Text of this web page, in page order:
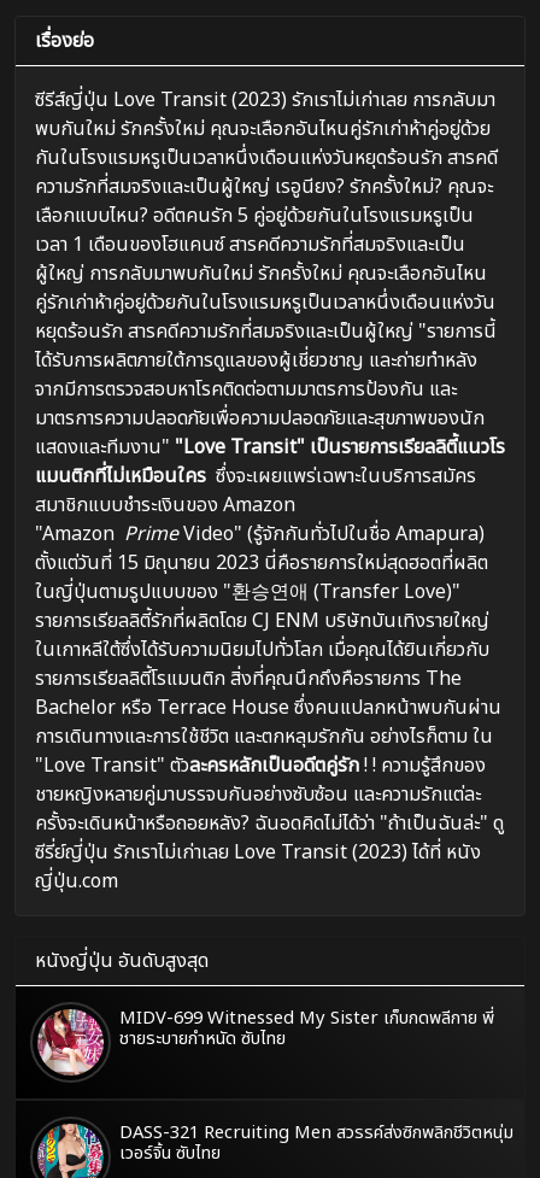
เรื่องย่อ
ซีรีส์ญี่ปุ่น Love Transit (2023) รักเราไม่เก่าเลย การกลับมา
พบกันใหม่ รักครั้งใหม่ คุณจะเลือกอันไหนคู่รักเก่าห้าคู่อยู่ด้วย
กันในโรงแรมหรูเป็นเวลาหนึ่งเดือนแห่งวันหยุดร้อนรัก สารคดี
ความรักที่สมจริงและเป็นผู้ใหญ่ เรอูนียง? รักครั้งใหม่? คุณจะ
เลือกแบบไหน? อดีตคนรัก 5 คู่อยู่ด้วยกันในโรงแรมหรูเป็น
เวลา 1 เดือนของโฮแคนซ์ สารคดีความรักที่สมจริงและเป็น
ผู้ใหญ่ การกลับมาพบกันใหม่ รักครั้งใหม่ คุณจะเลือกอันไหน
คู่รักเก่าห้าคู่อยู่ด้วยกันในโรงแรมหรูเป็นเวลาหนึ่งเดือนแห่งวัน
หยุดร้อนรัก สารคดีความรักที่สมจริงและเป็นผู้ใหญ่ "รายการนี้
ได้รับการผลิตภายใต้การดูแลของผู้เชี่ยวชาญ และถ่ายทำหลัง
จากมีการตรวจสอบหาโรคติดต่อตามมาตรการป้องกัน และ
มาตรการความปลอดภัยเพื่อความปลอดภัยและสุขภาพของนัก
แสดงและทีมงาน" "Love Transit" เป็นรายการเรียลลิตี้แนวโร
แมนติกที่ไม่เหมือนใคร ซึ่งจะเผยแพร่เฉพาะในบริการสมัคร
สมาชิกแบบชำระเงินของ Amazon
"Amazon PrimeVideo" (รู้จักกันทั่วไปในชื่อ Amapura)
ตั้งแต่วันที่ 15 มิถุนายน 2023 นี่คือรายการใหม่สุดฮอตที่ผลิต
ในญี่ปุ่นตามรูปแบบของ "환승연애 (Transfer Love)"
รายการเรียลลิตี้รักที่ผลิตโดย CJ ENM บริษัทบันเทิงรายใหญ่
ในเกาหลีใต้ซึ่งได้รับความนิยมไปทั่วโลก เมื่อคุณได้ยินเกี่ยวกับ
รายการเรียลลิตี้โรแมนติก สิ่งที่คุณนึกถึงคือรายการ The
Bachelor หรือ Terrace House ซึ่งคนแปลกหน้าพบกันผ่าน
การเดินทางและการใช้ชีวิต และตกหลุมรักกัน อย่างไรก็ตาม ใน
"Love Transit" ตัวละครหลักเป็นอดีตคู่รัก! ! ความรู้สึกของ
ชายหญิงหลายคู่มาบรรจบกันอย่างซับซ้อน และความรักแต่ละ
ครั้งจะเดินหน้าหรือถอยหลัง? ฉันอดคิดไม่ได้ว่า "ถ้าเป็นฉันล่ะ" ดู
ซีรี่ย์ญี่ปุ่น รักเราไม่เก่าเลย Love Transit (2023) ได้ที่ หนัง
ญี่ปุ่น.com
หนังญี่ปุ่น อันดับสูงสุด
MIDV-699 Witnessed My Sister เก็บกดพลีกาย พี่
ชายระบายกำหนัด ซับไทย
DASS-321 Recruiting Men สวรรค์ส่งซิกพลิกชีวิตหนุ่ม
เวอร์จิ้น ซับไทย